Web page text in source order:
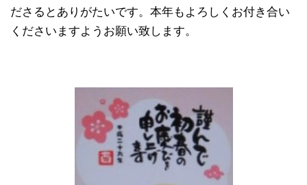
ださるとありがたいです。本年もよろしくお付き合い
くださいますようお願い致します。